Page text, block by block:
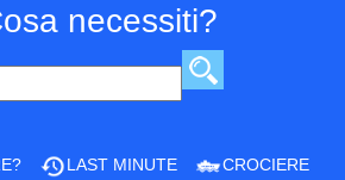
necessiti?
LAST MINUTE CROCIERE